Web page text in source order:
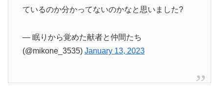
ているのか分かってないのかなと思いました?
— 眠りから覚めた献者と仲間たち
(@mikone_3535) January 13, 2023